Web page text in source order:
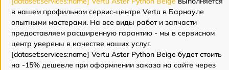
в нашем профильном сервис-центре Vertu в Барнауле
опытными мастерами. На все виды работ и запчасти
предоставляем расширенную гарантию - мы в сервисном
центр уверены в качестве наших услуг.
[dataset:services:name] Vertu Aster Python Beige будет стоить
на -15% дешевле при оформлении заказа на сайте через